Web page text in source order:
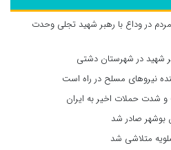
در وداع با رهبر شهید تجلی وحدت
شهید در شهرستان دشتی
نیروهای مسلح در راه است
شدت حملات اخیر به ایران
بوشهر صادر شد